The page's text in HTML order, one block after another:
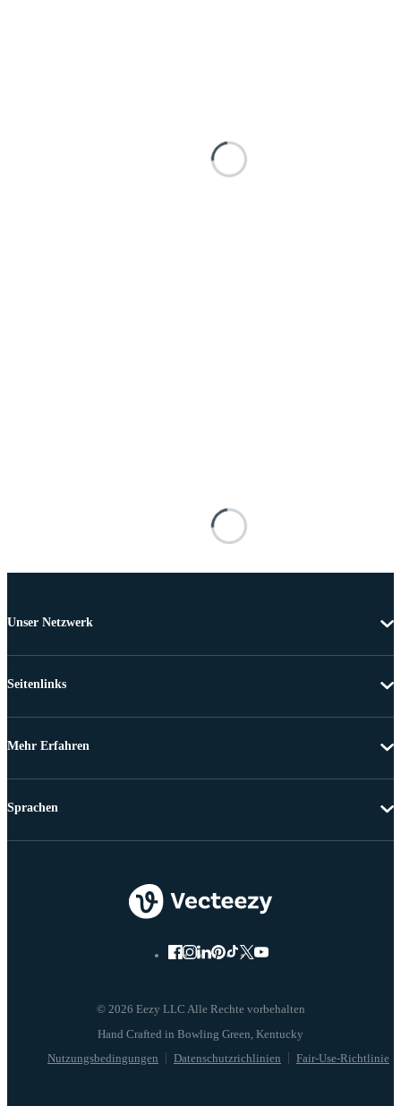
Unser Netzwerk
Seitenlinks
Mehr Erfahren
© 2026 Eezy LLC Alle Rechte vorbehalten
Nutzungsbedingungen Datenschutzrichlinien Fair-Use-Richtlinie
Sprachen